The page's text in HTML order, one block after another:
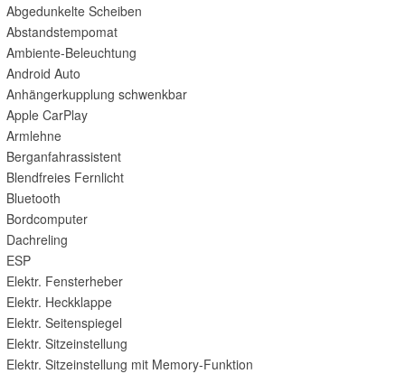
Abgedunkelte Scheiben
Abstandstempomat
Ambiente-Beleuchtung
Android Auto
Anhängerkupplung schwenkbar
Apple CarPlay
Armlehne
Berganfahrassistent
Blendfreies Fernlicht
Bluetooth
Bordcomputer
Dachreling
ESP
Elektr. Fensterheber
Elektr. Heckklappe
Elektr. Seitenspiegel
Elektr. Sitzeinstellung
Elektr. Sitzeinstellung mit Memory-Funktion